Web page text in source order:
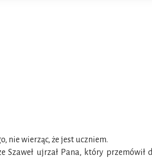
nie wierząc, że jest uczniem.
ujrzał Pana, który przemówił